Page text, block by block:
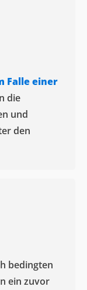
Falle einer
die
und
den
bedingten
ein zuvor